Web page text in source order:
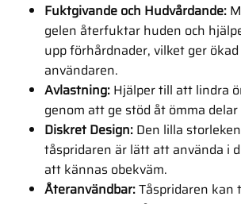
Fuktgivande och Hudvårdande:
gelen återfuktar huden och
upp förhårdnader, vilket ger
användaren.
Avlastning: Hjälper till att lindra
genom att ge stöd åt ömma
Diskret Design: Den lilla
tåspridaren är lätt att använda i
att kännas obekväm.
Återanvändbar:Tåspridaren kan